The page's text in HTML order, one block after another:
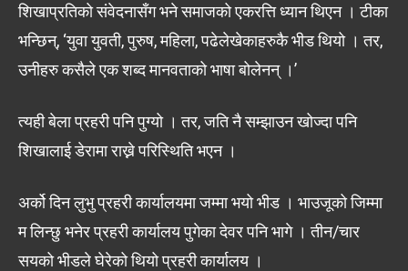
शिखाप्रतिको संवेदनासँग भने समाजको एकरत्ति ध्यान थिएन । टीका
भन्छिन्, ‘युवा युवती, पुरुष, महिला, पढेलेखेकाहरुकै भीड थियो । तर,
उनीहरु कसैले एक शब्द मानवताको भाषा बोलेनन् ।’
त्यही बेला प्रहरी पनि पुग्यो । तर, जति नै सम्झाउन खोज्दा पनि
शिखालाई डेरामा राख्ने परिस्थिति भएन ।
अर्को दिन लुभु प्रहरी कार्यालयमा जम्मा भयो भीड । भाउजूको जिम्मा
म लिन्छु भनेर प्रहरी कार्यालय पुगेका देवर पनि भागे । तीन/चार
सयको भीडले घेरेको थियो प्रहरी कार्यालय ।